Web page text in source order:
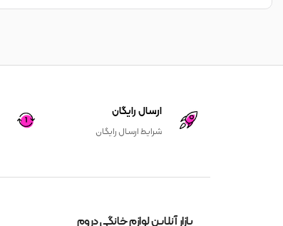
ارسال رایگان
شرایط ارسال رایگان
بازار آنلاین لوازم خانگی دروم